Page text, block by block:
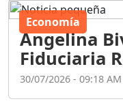
Economía
Angelina
Fiduciaria
30/07/2026 - 09:18 AM